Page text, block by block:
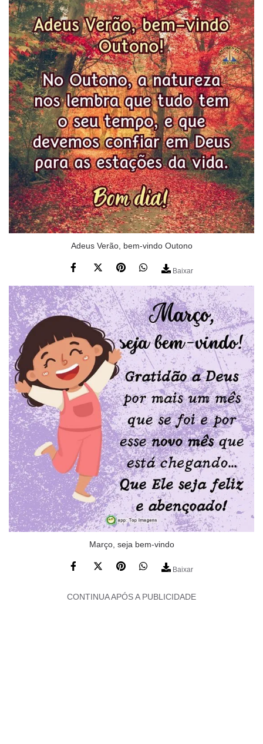
Adeus Verão, bem-vindo Outono
Baixar
Março, seja bem-vindo
Baixar
CONTINUA APÓS A PUBLICIDADE